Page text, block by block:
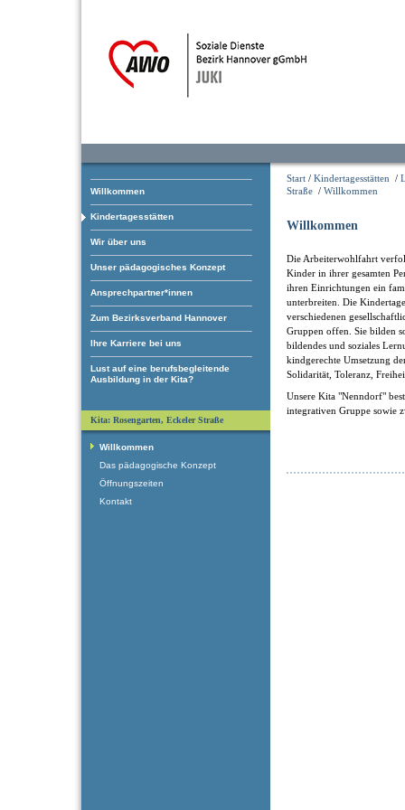
Willkommen
Kindertagesstätten
Wir über uns
Unser pädagogisches Konzept
Ansprechpartner*innen
Zum Bezirksverband Hannover
Ihre Karriere bei uns
Lust auf eine berufsbegleitende
Ausbildung in der Kita?
Start / Kindertagesstätten /
Straße / Willkommen
Willkommen
Die Arbeiterwohlfahrt
Kinder in ihrer gesamten
ihren Einrichtungen ein
unterbreiten. Die
verschiedenen
Gruppen offen. Sie bilden
bildendes und soziales
kindgerechte Umsetzung
Solidarität, Toleranz,
Unsere Kita "Nenndorf"
integrativen Gruppe sowie
Kita: Rosengarten, Eckeler Straße
Willkommen
Das pädagogische Konzept
Öffnungszeiten
Kontakt